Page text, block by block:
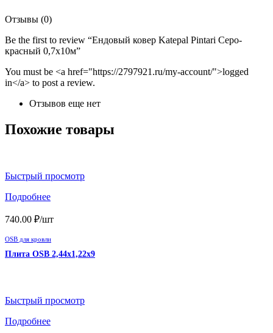
Отзывы (0)
Be the first to review “Ендовый ковер Katepal Pintari Серо-
красный 0,7х10м”
You must be <a href="https://2797921.ru/my-account/">logged
in</a> to post a review.
Отзывов еще нет
Похожие товары
Быстрый просмотр
Подробнее
740.00 ₽/шт
OSB для кровли
Плита OSB 2,44х1,22х9
Быстрый просмотр
Подробнее